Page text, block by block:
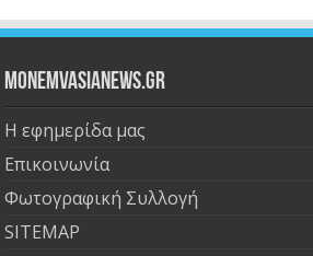
Monemvasianews.gr
Η εφημερίδα μας
Επικοινωνία
Φωτογραφική Συλλογή
SITEMAP